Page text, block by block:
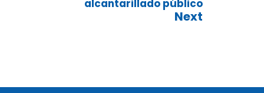
alcantarillado público
Next